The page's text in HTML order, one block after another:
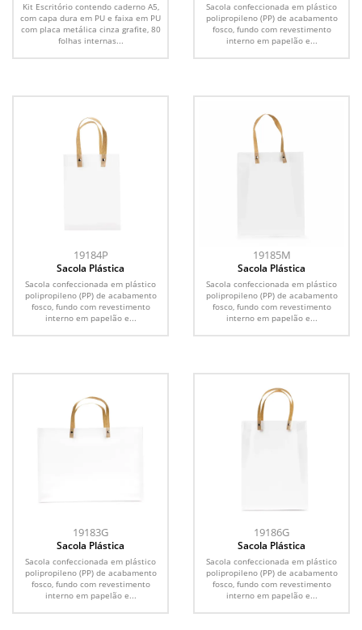
Kit Escritório contendo caderno A5,
com capa dura em PU e faixa em PU
com placa metálica cinza grafite, 80
folhas internas...
Sacola confeccionada em plástico
polipropileno (PP) de acabamento
fosco, fundo com revestimento
interno em papelão e...
19184P
Sacola Plástica
Sacola confeccionada em plástico
polipropileno (PP) de acabamento
fosco, fundo com revestimento
interno em papelão e...
19185M
Sacola Plástica
Sacola confeccionada em plástico
polipropileno (PP) de acabamento
fosco, fundo com revestimento
interno em papelão e...
19183G
Sacola Plástica
Sacola confeccionada em plástico
polipropileno (PP) de acabamento
fosco, fundo com revestimento
interno em papelão e...
19186G
Sacola Plástica
Sacola confeccionada em plástico
polipropileno (PP) de acabamento
fosco, fundo com revestimento
interno em papelão e...